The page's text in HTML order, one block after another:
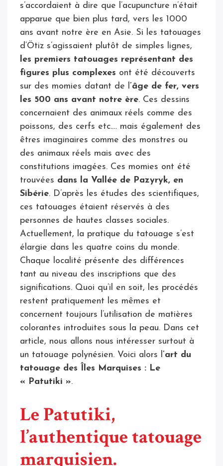
s’accordaient à dire que l’acupuncture n’était
apparue que bien plus tard, vers les 1000
ans avant notre ère en Asie. Si les tatouages
d’Ötiz s’agissaient plutôt de simples lignes,
les premiers tatouages représentant des
figures plus complexes ont été découverts
sur des momies datant de l ’âge de fer, vers
les 500 ans avant notre ère. Ces dessins
concernaient des animaux réels comme des
poissons, des cerfs etc.… mais également des
êtres imaginaires comme des monstres ou
des animaux réels mais avec des
constitutions imagées. Ces momies ont été
trouvées dans la Vallée de Pazyryk, en
Sibérie. D’après les études des scientifiques,
ces tatouages étaient réservés à des
personnes de hautes classes sociales.
Actuellement, la pratique du tatouage s’est
élargie dans les quatre coins du monde.
Chaque localité présente des différences
tant au niveau des inscriptions que des
significations. Quoi qu’il en soit, les procédés
restent pratiquement les mêmes et
concernent toujours l’utilisation de matières
colorantes introduites sous la peau. Dans cet
article, nous allons nous intéresser surtout à
un tatouage polynésien. Voici alors l ’art du
tatouage des Îles Marquises : Le
« Patutiki ».
Le Patutiki,
l’authentique tatouage
marquisien.